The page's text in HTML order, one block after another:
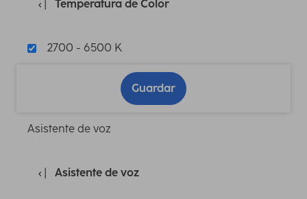
Temperatura de Color
2700 - 6500 K
Guardar
Asistente de voz
Asistente de voz